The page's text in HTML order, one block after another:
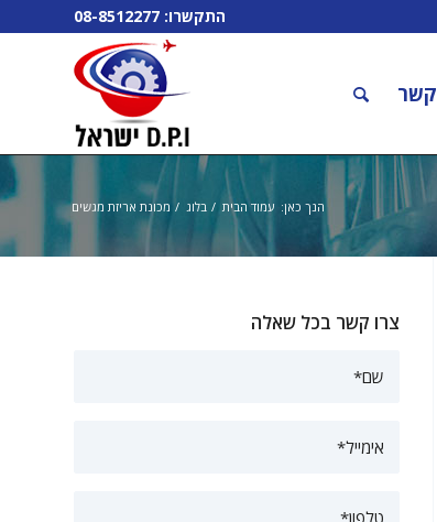
התקשרו: 08-8512277
קשר
הנך כאן: עמוד הבית / בלוג / מכונת אריזת מגשים
צרו קשר בכל שאלה